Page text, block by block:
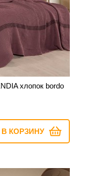
хлопок bordo
В КОРЗИНУ